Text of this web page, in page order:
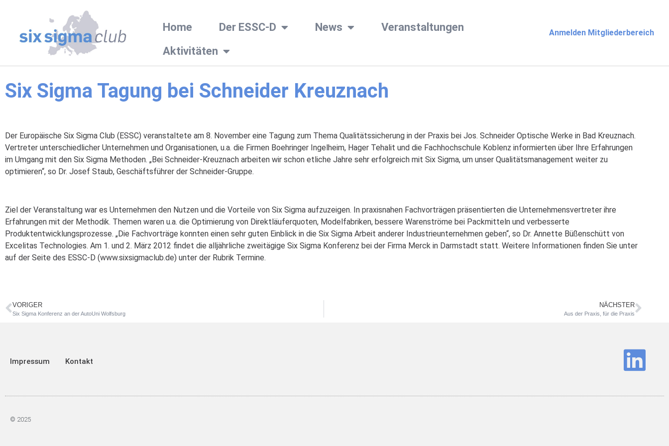
Home Der ESSC-D News
Veranstaltungen
Aktivitäten
Anmelden Mitgliederbereich
Six Sigma Tagung bei Schneider Kreuznach
Der Europäische Six Sigma Club (ESSC) veranstaltete am 8. November eine Tagung zum Thema Qualitätssicherung in der Praxis bei Jos. Schneider Optische Werke in Bad Kreuznach.
Vertreter unterschiedlicher Unternehmen und Organisationen, u.a. die Firmen Boehringer Ingelheim, Hager Tehalit und die Fachhochschule Koblenz informierten über Ihre Erfahrungen
im Umgang mit den Six Sigma Methoden. „Bei Schneider-Kreuznach arbeiten wir schon etliche Jahre sehr erfolgreich mit Six Sigma, um unser Qualitätsmanagement weiter zu
optimieren“, so Dr. Josef Staub, Geschäftsführer der Schneider-Gruppe.
Ziel der Veranstaltung war es Unternehmen den Nutzen und die Vorteile von Six Sigma aufzuzeigen. In praxisnahen Fachvorträgen präsentierten die Unternehmensvertreter ihre
Erfahrungen mit der Methodik. Themen waren u.a. die Optimierung von Direktläuferquoten, Modelfabriken, bessere Warenströme bei Packmitteln und verbesserte
Produktentwicklungsprozesse. „Die Fachvorträge konnten einen sehr guten Einblick in die Six Sigma Arbeit anderer Industrieunternehmen geben“, so Dr. Annette Büßenschütt von
Excelitas Technologies. Am 1. und 2. März 2012 findet die alljährliche zweitägige Six Sigma Konferenz bei der Firma Merck in Darmstadt statt. Weitere Informationen finden Sie unter
auf der Seite des ESSC-D (www.sixsigmaclub.de) unter der Rubrik Termine.
VORIGER
Six Sigma Konferenz an der AutoUni Wolfsburg
NÄCHSTER
Aus der Praxis, für die Praxis
Impressum Kontakt
© 2025